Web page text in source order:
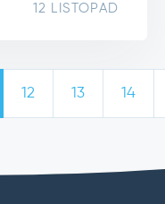
12 LISTOPAD
12 13 14